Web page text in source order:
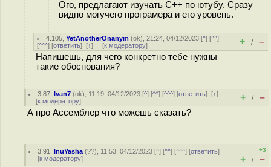
Ого, предлагают изучать C++ по ютубу. Сразу
видно могучего програмера и его уровень.
4.105 ,YetAnotherOnanym (ok), 21:24, 04/12/2023 [^] [^^]
[^^^] [ответить] [↑] [к модератору] + / –
Напишешь, для чего конкретно тебе нужны
такие обоснования?
3.87 ,Ivan7 (ok), 11:19, 04/12/2023 [^] [^^] [^^^] [ответить][↑]
[к модератору] + / –
А про Ассемблер что можешь сказать?
3.91 ,InuYasha (??), 11:53, 04/12/2023 [^] [^^] [^^^] [ответить]
[к модератору]
+3
+ / –